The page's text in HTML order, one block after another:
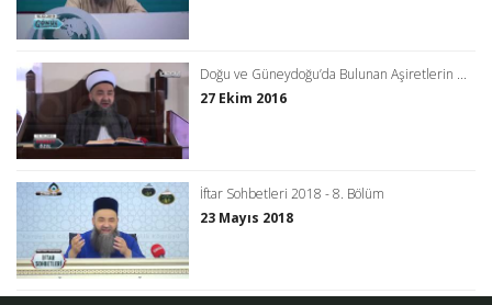
Doğu ve Güneydoğu’da Bulunan Aşiretlerin ...
27 Ekim 2016
İftar Sohbetleri 2018 - 8. Bölüm
23 Mayıs 2018